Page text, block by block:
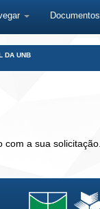
Documentos
DA UNB
a sua solicitação.